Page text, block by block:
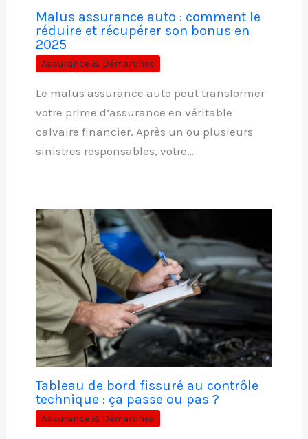
Malus assurance auto : comment le
réduire et récupérer son bonus en
2025
Assurance & Démarches
Le malus assurance auto peut transformer
votre prime d’assurance en véritable
calvaire financier. Après un ou plusieurs
sinistres responsables, votre…
Tableau de bord fissuré au contrôle
technique : ça passe ou pas ?
Assurance & Démarches